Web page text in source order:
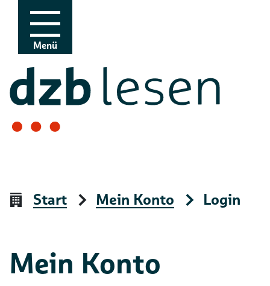
Zur Navigation
Zum Inhalt
Menü
Start Mein Konto Login
Mein Konto